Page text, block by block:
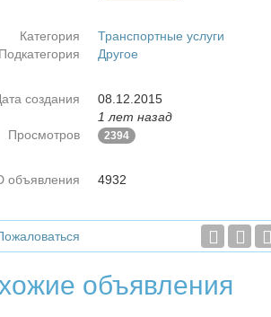
Категория
Транспортные услуги
Подкатегория
Другое
создания
08.12.2015
1 лет назад
Просмотров
2394
объявления 4932
объявления